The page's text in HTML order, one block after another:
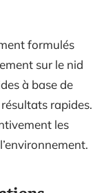
formulés
sur le nid
à base de
rapides.
les